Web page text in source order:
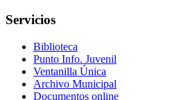
Servicios
Biblioteca
Punto Info. Juvenil
Ventanilla Única
Archivo Municipal
Documentos online